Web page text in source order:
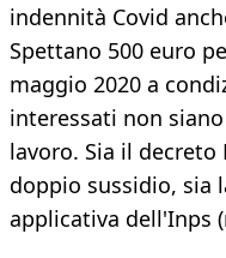
indennità Covid
Spettano 500 euro
maggio 2020 a
interessati non
lavoro. Sia il
doppio sussidio, sia
applicativa dell'Inps